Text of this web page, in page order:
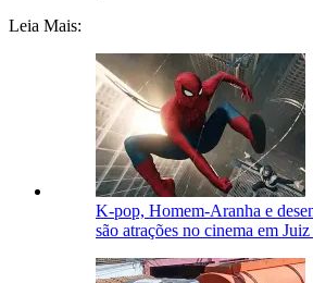
Leia Mais:
K-pop, Homem-Aranha e
são atrações no cinema em